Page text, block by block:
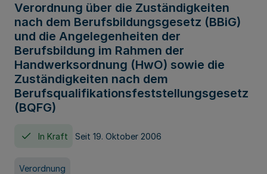
Verordnung über die Zuständigkeiten
nach dem Berufsbildungsgesetz (BBiG)
und die Angelegenheiten der
Berufsbildung im Rahmen der
Handwerksordnung (HwO) sowie die
Zuständigkeiten nach dem
Berufsqualifikationsfeststellungsgesetz
(BQFG)
In Kraft Seit 19. Oktober 2006
Verordnung